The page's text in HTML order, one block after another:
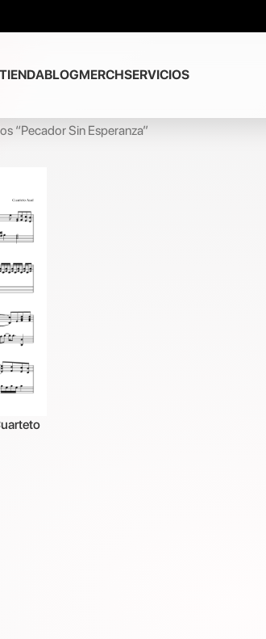
TIENDABLOGMERCHSERVICIOS
“Pecador Sin Esperanza”